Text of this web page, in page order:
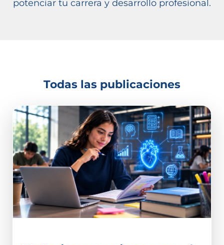
potenciar tu carrera y desarrollo profesional.
Todas las publicaciones